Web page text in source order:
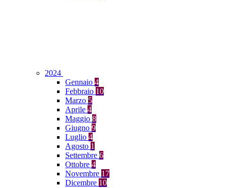
2024
Gennaio 4
Febbraio 10
Marzo 5
Aprile 4
Maggio 8
Giugno 9
Luglio 4
Agosto 1
Settembre 6
Ottobre 4
Novembre 17
Dicembre 10